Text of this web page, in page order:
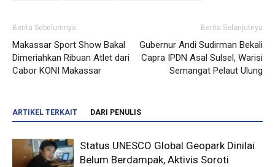
Berita Sebelumnya
Makassar Sport Show Bakal
Dimeriahkan Ribuan Atlet dari
Cabor KONI Makassar
Berita Selanjutnya
Gubernur Andi Sudirman Bekali
Capra IPDN Asal Sulsel, Warisi
Semangat Pelaut Ulung
ARTIKEL TERKAIT DARI PENULIS
Status UNESCO Global Geopark Dinilai
Belum Berdampak, Aktivis Soroti